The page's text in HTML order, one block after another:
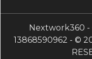
Nextwork360 -
13868590962 - ©